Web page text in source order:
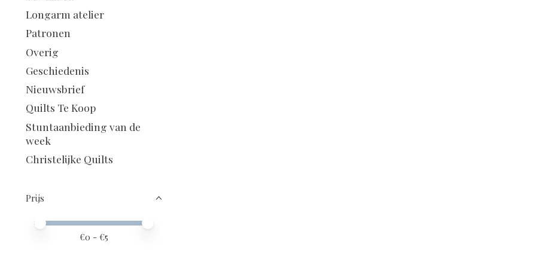
Longarm atelier
Patronen
Overig
Geschiedenis
Nieuwsbrief
Quilts Te Koop
Stuntaanbieding van de
week
Christelijke Quilts
Prijs
Minimale prijswaarde
Price maximum value
€0 - €5